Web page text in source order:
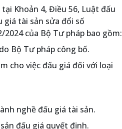
Khoản 4, Điều 56, Luật đấu
giá tài sản sửa đổi số
của Bộ Tư pháp bao gồm:
Bộ Tư pháp công bố.
cho việc đấu giá đối với loại
nghề đấu giá tài sản.
đấu giá quyết định.